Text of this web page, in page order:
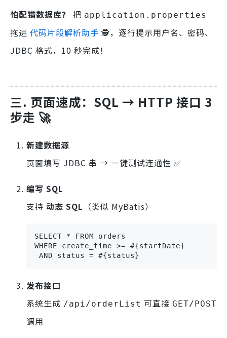
怕配错数据库？ 把 application.properties
拖进 代码片段解析助手 🕵️，逐行提示用户名、密码、
JDBC 格式，10 秒完成！
三. 页面速成：SQL → HTTP 接口 3
步走 🚀
新建数据源
页面填写 JDBC 串 → 一键测试连通性 ✅
编写 SQL
支持 动态 SQL （类似 MyBatis）
SELECT * FROM orders
WHERE create_time >= #{startDate}
AND status = #{status}
发布接口
系统生成 /api/orderList 可直接 GET/POST
调用